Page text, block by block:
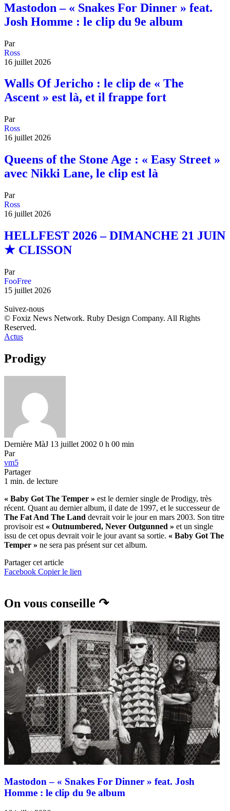
Mastodon – « Snakes For Dinner » feat.
Josh Homme : le clip du 9e album
Par
Ross
16 juillet 2026
Walls Of Jericho : le clip de « The
Ascent » est là, et il frappe fort
Par
Ross
16 juillet 2026
Queens of the Stone Age : « Easy Street »
avec Nikki Lane, le clip est là
Par
Ross
16 juillet 2026
HELLFEST 2026 – DIMANCHE 21 JUIN
★ CLISSON
Par
FooFree
15 juillet 2026
Suivez-nous
© Foxiz News Network. Ruby Design Company. All Rights
Reserved.
Actus
Prodigy
Dernière MàJ 13 juillet 2002 0 h 00 min
Par
vm5
Partager
1 min. de lecture
« Baby Got The Temper » est le dernier single de Prodigy, très
récent. Quant au dernier album, il date de 1997, et le successeur de
The Fat And The Land devrait voir le jour en mars 2003. Son titre
provisoir est « Outnumbered, Never Outgunned » et un single
issu de cet opus devrait voir le jour avant sa sortie. « Baby Got The
Temper » ne sera pas présent sur cet album.
Partager cet article
Facebook Copier le lien
On vous conseille ↷
Mastodon – « Snakes For Dinner » feat. Josh
Homme : le clip du 9e album